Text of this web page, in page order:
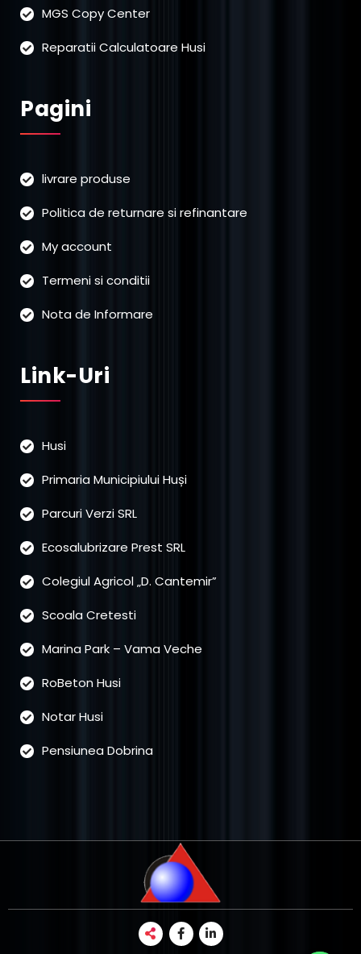
MGS Copy Center
Reparatii Calculatoare Husi
Pagini
livrare produse
Politica de returnare si refinantare
My account
Termeni si conditii
Nota de Informare
Link-Uri
Husi
Primaria Municipiului Huși
Parcuri Verzi SRL
Ecosalubrizare Prest SRL
Colegiul Agricol „D. Cantemir”
Scoala Cretesti
Marina Park – Vama Veche
RoBeton Husi
Notar Husi
Pensiunea Dobrina